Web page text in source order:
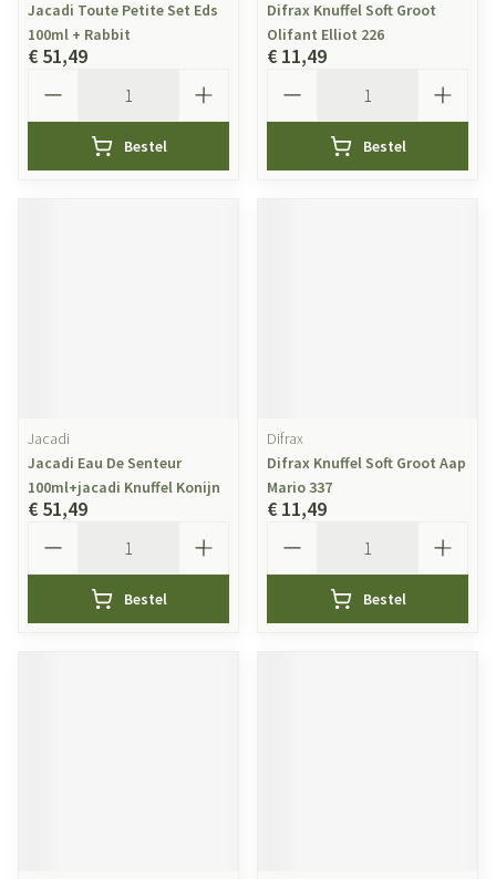
Jacadi Toute Petite Set Eds
100ml + Rabbit
€ 51,49
Bestel
Difrax Knuffel Soft Groot
Olifant Elliot 226
€ 11,49
Bestel
Jacadi
Jacadi Eau De Senteur
100ml+jacadi Knuffel Konijn
€ 51,49
Bestel
Difrax
Difrax Knuffel Soft Groot Aap
Mario 337
€ 11,49
Bestel